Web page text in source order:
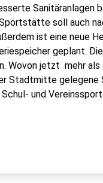
Sanitäranlagen
soll auch
ist eine neue
geplant.
Wovon jetzt mehr
Stadtmitte
und